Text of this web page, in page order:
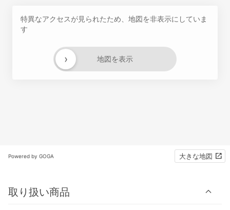
特異なアクセスが見られたため、地図を非表示にしていま
す
地図を表示
›
Powered by GOGA 大きな地図
取り扱い商品